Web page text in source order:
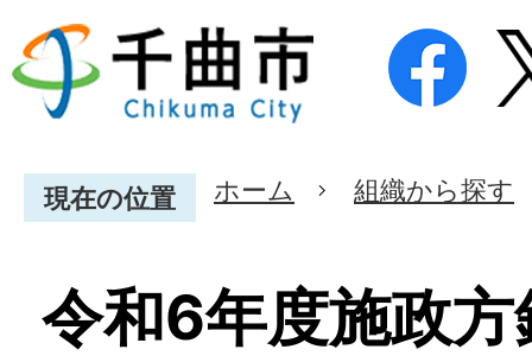
現在の位置 ホーム 組織から探す
令和6年度施政